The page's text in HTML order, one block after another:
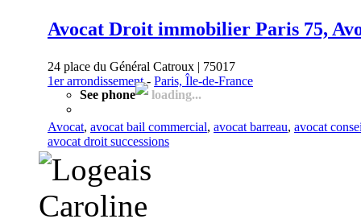
Avocat Droit immobilier Paris 75,
24 place du Général Catroux | 75017
1er arrondissement- Paris, Île-de-France
See phone
loading...
Avocat, avocat bail commercial, avocat barreau, avocat
avocat droit successions